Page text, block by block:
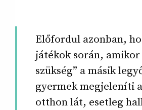
Előfordul azonban,
játékok során, amikor
szükség” a másik
gyermek megjeleníti
otthon lát, esetleg